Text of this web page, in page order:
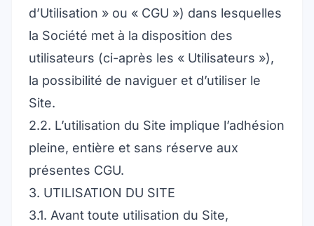
d’Utilisation » ou « CGU ») dans lesquelles
la Société met à la disposition des
utilisateurs (ci-après les « Utilisateurs »),
la possibilité de naviguer et d’utiliser le
Site.
2.2. L’utilisation du Site implique l’adhésion
pleine, entière et sans réserve aux
présentes CGU.
3. UTILISATION DU SITE
3.1. Avant toute utilisation du Site,